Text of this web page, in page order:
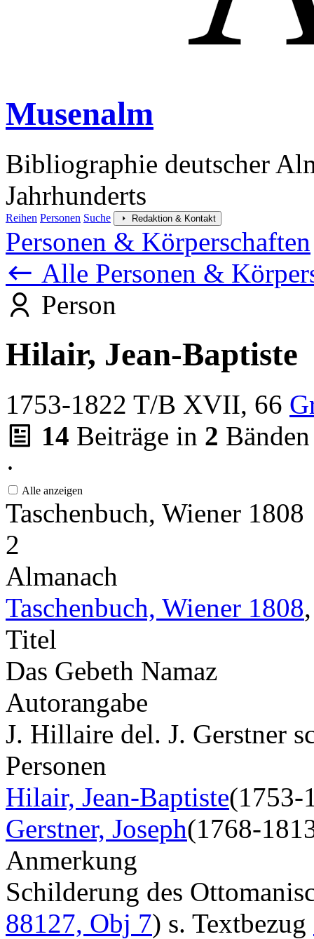
Musenalm
Bibliographie deutscher
Jahrhunderts
Reihen Personen Suche Redaktion & Kontakt
Personen & Körperschaften
Alle Personen &
Person
Hilair, Jean-Baptiste
1753-1822 T/B XVII, 66
14 Beiträge in 2 Bänden
·
Alle anzeigen
Taschenbuch, Wiener 1808
2
Almanach
Taschenbuch, Wiener 1808
Titel
Das Gebeth Namaz
Autorangabe
J. Hillaire del. J. Gerstner
Personen
Hilair, Jean-Baptiste(1753-
Gerstner, Joseph(1768-
Anmerkung
Schilderung des
88127, Obj 7) s. Textbezug